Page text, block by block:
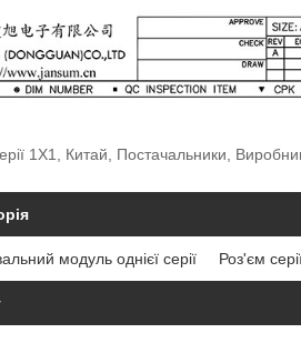
1X1, Китай, Постачальники,
модуль однієї серії Роз'єм